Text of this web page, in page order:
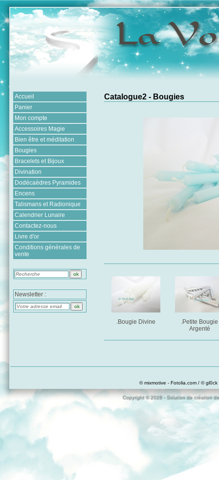
Accueil
Panier
Mon compte
Accessoires Magie
Bien être et méditation
Bougies
Bracelets et Bijoux
Divination
Dodécaèdres Pyramides
Encens
Talismans et Radionique
Calendrier Lunaire
Contactez-nous
Livre d'or
Conditions générales de
vente
Newsletter :
Catalogue2 - Bougies
.Bougie Divine
.Petite Bougie
Argenté
© mixmotive - Fotolia.com / ©
Copyright © 2026 - Solution de création